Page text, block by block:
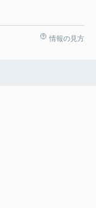
情報の見方